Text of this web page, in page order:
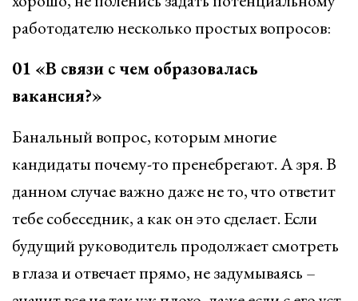
работодателю несколько простых вопросов:
01 «В связи с чем образовалась
вакансия?»
Банальный вопрос, которым многие
кандидаты почему-то пренебрегают. А зря. В
данном случае важно даже не то, что ответит
тебе собеседник, а как он это сделает. Если
будущий руководитель продолжает смотреть
в глаза и отвечает прямо, не задумываясь –